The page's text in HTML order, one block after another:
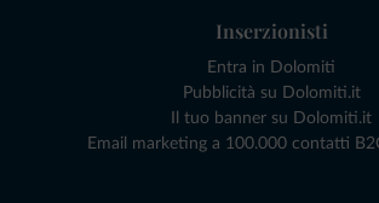
Inserzionisti
Entra in Dolomiti
Pubblicità su Dolomiti.it
Il tuo banner su Dolomiti.it
Email marketing a 100.000 contatti